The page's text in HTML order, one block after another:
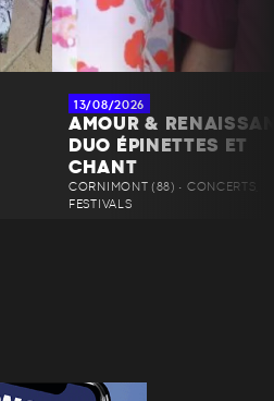
13/08/2026
AMOUR &
DUO ÉPINETTES ET
CHANT
CORNIMONT (88) • CONCERTS,
FESTIVALS